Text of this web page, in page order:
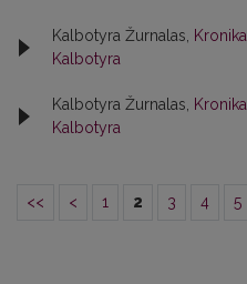
Kalbotyra Žurnalas, Kronika
Kalbotyra
Kalbotyra Žurnalas, Kronika
Kalbotyra
<< < 1 2 3 4 5